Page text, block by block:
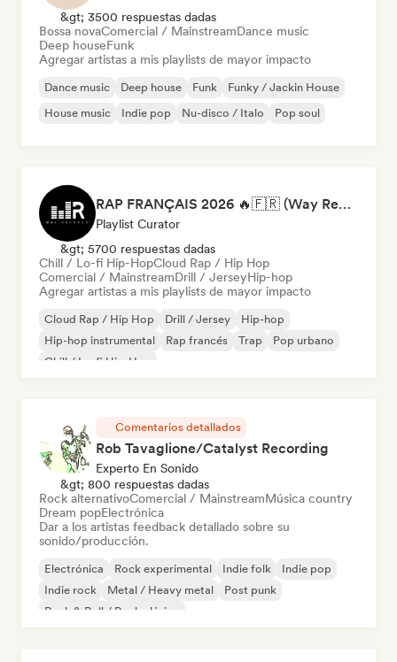
&gt; 3500 respuestas dadas
Bossa novaComercial / MainstreamDance music
Deep houseFunk
Agregar artistas a mis playlists de mayor impacto
Dance music Deep house Funk
Funky / Jackin House
House music
Indie pop Nu-disco / Italo Pop soul
RAP FRANÇAIS 2026 🔥🇫🇷 (Way Records)
Playlist Curator
&gt; 5700 respuestas dadas
Chill / Lo-fi Hip-HopCloud Rap / Hip Hop
Comercial / MainstreamDrill / JerseyHip-hop
Agregar artistas a mis playlists de mayor impacto
Cloud Rap / Hip Hop Drill / Jersey
Hip-hop
Hip-hop instrumental
Rap francés Trap
Pop urbano
Chill / Lo-fi Hip-Hop
Comentarios detallados
Rob Tavaglione/Catalyst Recording
Experto En Sonido
&gt; 800 respuestas dadas
Rock alternativoComercial / MainstreamMúsica country
Dream popElectrónica
Dar a los artistas feedback detallado sobre su
sonido/producción.
Electrónica Rock experimental Indie folk
Indie pop
Indie rock
Metal / Heavy metal
Post punk
Rock & Roll / Rock clásico